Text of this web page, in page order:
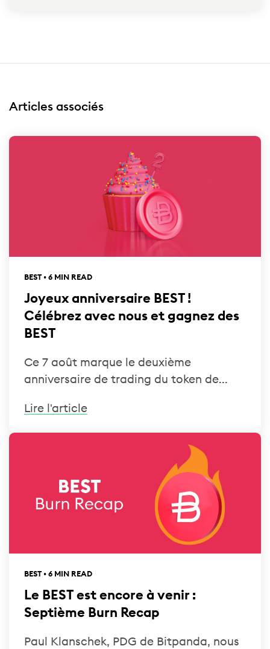
Articles associés
BEST • 6 MIN READ
Joyeux anniversaire BEST !
Célébrez avec nous et gagnez des
BEST
Ce 7 août marque le deuxième
anniversaire de trading du token de...
Lire l'article
BEST • 6 MIN READ
Le BEST est encore à venir :
Septième Burn Recap
Paul Klanschek, PDG de Bitpanda, nous